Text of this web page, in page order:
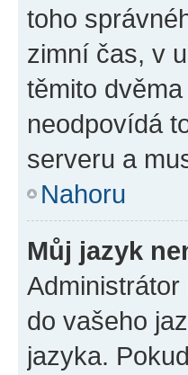
toho
zimní čas, v
těmito
neodpovídá
serveru a
Nahoru
Můj jazyk
do vašeho
jazyka.